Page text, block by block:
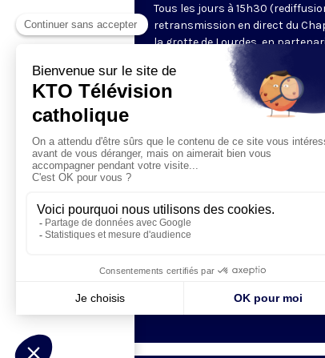
Tous les jours à 15h30
retransmission en direct du
la grotte de Lourdes, en
Sanctuaires. Chaque jour, l'une
méditations des mystères du
proposée en communion de
Visiter la page de